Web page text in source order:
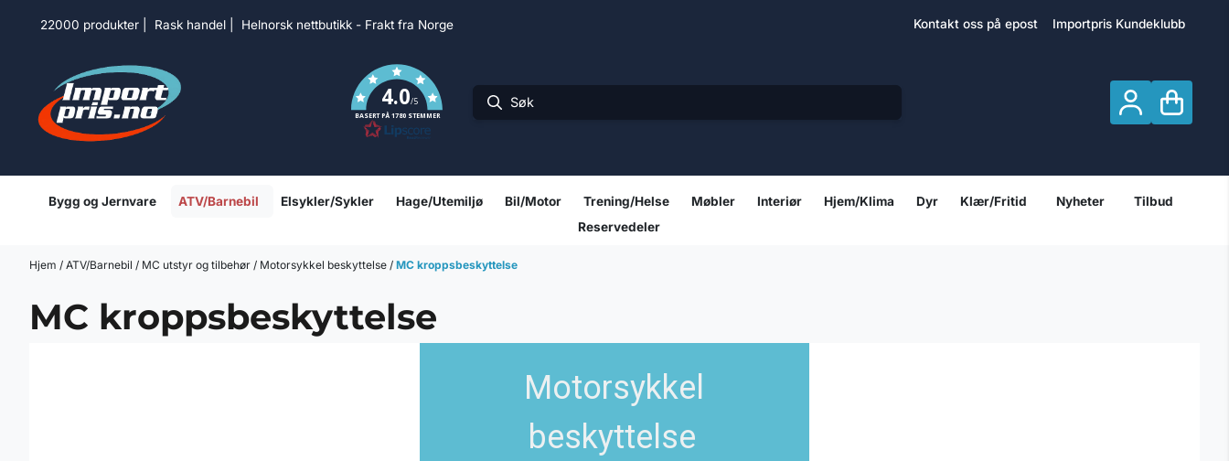
Hopp til innhold
22000 produkter | Rask handel | Helnorsk nettbutikk - Frakt fra Norge Kontakt oss på epost Importpris Kundeklubb
4.0/5
BASERT PÅ 1780 STEMMER
Bygg og Jernvare ATV/Barnebil Elsykler/Sykler Hage/Utemiljø Bil/Motor Trening/Helse Møbler Interiør Hjem/Klima Dyr Klær/Fritid Nyheter
Tilbud
Reservedeler
Hjem / ATV/Barnebil / MC utstyr og tilbehør / Motorsykkel beskyttelse / MC kroppsbeskyttelse
MC kroppsbeskyttelse
Motorsykkel
beskyttelse